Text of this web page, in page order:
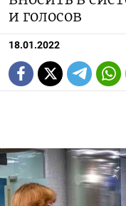
и голосов
18.01.2022